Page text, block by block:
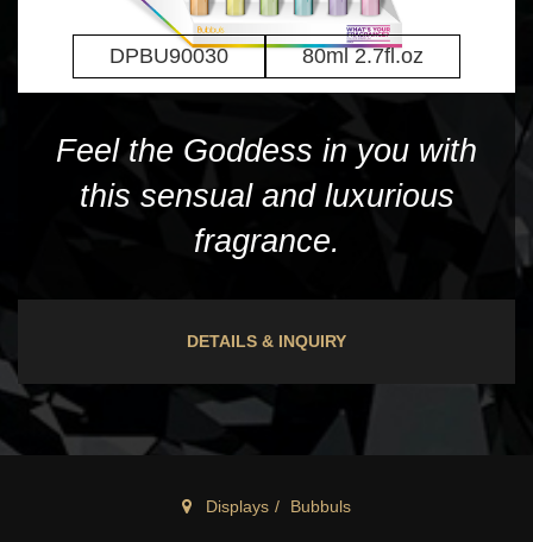
DPBU90030 80ml 2.7fl.oz
Feel the Goddess in you with
this sensual and luxurious
fragrance.
DETAILS & INQUIRY
Displays Bubbuls